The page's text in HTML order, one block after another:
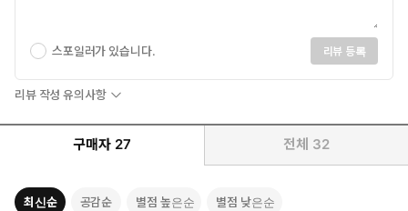
스포일러가 있습니다. 리뷰 등록
리뷰 작성 유의사항
구매자 27 전체 32
최신순 공감순 별점 높은순 별점 낮은순